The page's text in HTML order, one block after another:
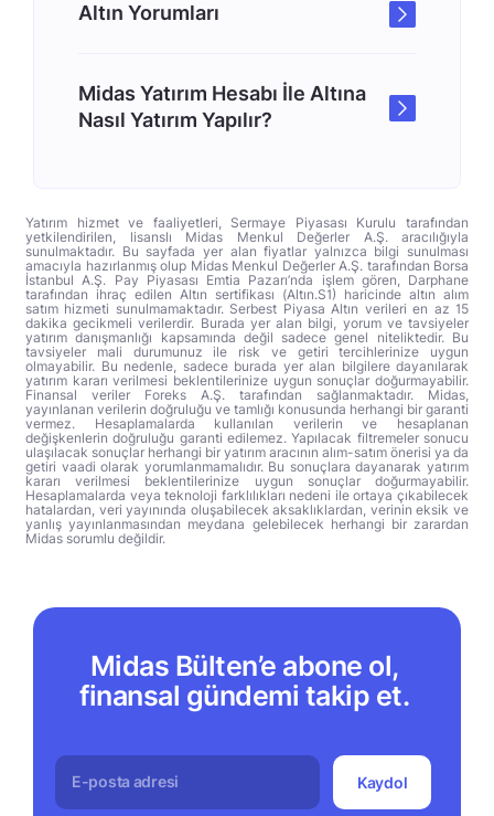
Altın Yorumları
Midas Yatırım Hesabı İle Altına
Nasıl Yatırım Yapılır?
Yatırım hizmet ve faaliyetleri, Sermaye Piyasası Kurulu tarafından
yetkilendirilen, lisanslı Midas Menkul Değerler A.Ş. aracılığıyla
sunulmaktadır. Bu sayfada yer alan fiyatlar yalnızca bilgi sunulması
amacıyla hazırlanmış olup Midas Menkul Değerler A.Ş. tarafından Borsa
İstanbul A.Ş. Pay Piyasası Emtia Pazarı’nda işlem gören, Darphane
tarafından ihraç edilen Altın sertifikası (Altın.S1) haricinde altın alım
satım hizmeti sunulmamaktadır. Serbest Piyasa Altın verileri en az 15
dakika gecikmeli verilerdir. Burada yer alan bilgi, yorum ve tavsiyeler
yatırım danışmanlığı kapsamında değil sadece genel niteliktedir. Bu
tavsiyeler mali durumunuz ile risk ve getiri tercihlerinize uygun
olmayabilir. Bu nedenle, sadece burada yer alan bilgilere dayanılarak
yatırım kararı verilmesi beklentilerinize uygun sonuçlar doğurmayabilir.
Finansal veriler Foreks A.Ş. tarafından sağlanmaktadır. Midas,
yayınlanan verilerin doğruluğu ve tamlığı konusunda herhangi bir garanti
vermez. Hesaplamalarda kullanılan verilerin ve hesaplanan
değişkenlerin doğruluğu garanti edilemez. Yapılacak filtremeler sonucu
ulaşılacak sonuçlar herhangi bir yatırım aracının alım-satım önerisi ya da
getiri vaadi olarak yorumlanmamalıdır. Bu sonuçlara dayanarak yatırım
kararı verilmesi beklentilerinize uygun sonuçlar doğurmayabilir.
Hesaplamalarda veya teknoloji farklılıkları nedeni ile ortaya çıkabilecek
hatalardan, veri yayınında oluşabilecek aksaklıklardan, verinin eksik ve
yanlış yayınlanmasından meydana gelebilecek herhangi bir zarardan
Midas sorumlu değildir.
Midas Bülten’e abone ol,
finansal gündemi takip et.
Kaydol